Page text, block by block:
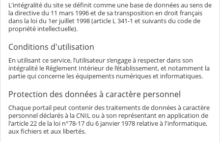
L'intégralité du site se définit comme une base de données au sens de
la directive du 11 mars 1996 et de sa transposition en droit français
dans la loi du 1er juillet 1998 (article L 341-1 et suivants du code de
propriété intellectuelle).
Conditions d'utilisation
En utilisant ce service, l’utilisateur s’engage à respecter dans son
intégralité le Règlement Intérieur de l’établissement, et notamment la
partie qui concerne les équipements numériques et informatiques.
Protection des données à caractère personnel
Chaque portail peut contenir des traitements de données à caractère
personnel déclarés à la CNIL ou à son représentant en application de
l'article 22 de la loi n°78-17 du 6 janvier 1978 relative à l'informatique,
aux fichiers et aux libertés.